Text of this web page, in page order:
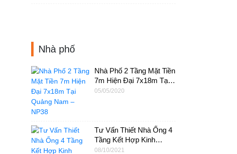
Nhà phố
Nhà Phố 2 Tầng Mặt Tiền
7m Hiện Đại 7x18m Tại
Quảng Nam – NP38
05/05/2020
Tư Vấn Thiết Nhà Ống 4
Tầng Kết Hợp Kinh
Doanh Cafe 4x16m Tại
08/10/2021